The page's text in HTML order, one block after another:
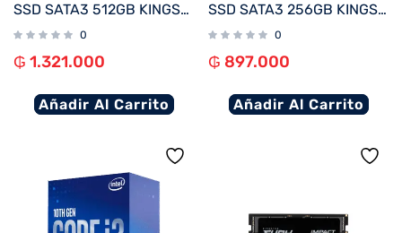
SSD SATA3 512GB KINGSTON SKC600/512G 550/520
0
₲ 1.321.000
Añadir Al Carrito
SSD SATA3 256GB KINGSTON SKC600/256G 550/500
0
₲ 897.000
Añadir Al Carrito